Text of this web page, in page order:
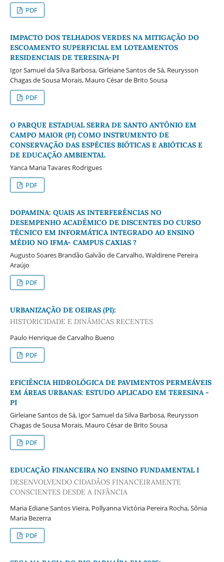
PDF
IMPACTO DOS TELHADOS VERDES NA MITIGAÇÃO DO
ESCOAMENTO SUPERFICIAL EM LOTEAMENTOS
RESIDENCIAIS DE TERESINA-PI
Igor Samuel da Silva Barbosa, Girleiane Santos de Sá, Reurysson
Chagas de Sousa Morais, Mauro César de Brito Sousa
PDF
O PARQUE ESTADUAL SERRA DE SANTO ANTÔNIO EM
CAMPO MAIOR (PI) COMO INSTRUMENTO DE
CONSERVAÇÃO DAS ESPÉCIES BIÓTICAS E ABIÓTICAS E
DE EDUCAÇÃO AMBIENTAL
Yanca Maria Tavares Rodrigues
PDF
DOPAMINA: QUAIS AS INTERFERÊNCIAS NO
DESEMPENHO ACADÊMICO DE DISCENTES DO CURSO
TÉCNICO EM INFORMÁTICA INTEGRADO AO ENSINO
MÉDIO NO IFMA- CAMPUS CAXIAS ?
Augusto Soares Brandão Galvão de Carvalho, Waldirene Pereira
Araújo
PDF
URBANIZAÇÃO DE OEIRAS (PI):
HISTORICIDADE E DINÂMICAS RECENTES
Paulo Henrique de Carvalho Bueno
PDF
EFICIÊNCIA HIDROLÓGICA DE PAVIMENTOS PERMEÁVEIS
EM ÁREAS URBANAS: ESTUDO APLICADO EM TERESINA -
PI
Girleiane Santos de Sá, Igor Samuel da Silva Barbosa, Reurysson
Chagas de Sousa Morais, Mauro César de Brito Sousa
PDF
EDUCAÇÃO FINANCEIRA NO ENSINO FUNDAMENTAL I
DESENVOLVENDO CIDADÃOS FINANCEIRAMENTE
CONSCIENTES DESDE A INFÂNCIA
Maria Ediane Santos Vieira, Pollyanna Victória Pereira Rocha, Sônia
Maria Bezerra
PDF